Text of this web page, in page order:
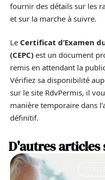
fournir des détails sur les
et sur la marche à suivre.
Le Certificat d’Examen
(CEPC) est un document
remis en attendant la
Vérifiez sa disponibilité
sur le site RdvPermis, il
manière temporaire dans
définitif.
D'autres articles